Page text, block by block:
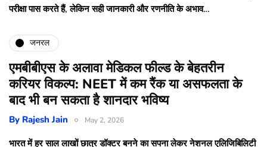
परीक्षा पास करते हैं, लेकिन सही जानकारी और रणनीति के अभाव…
जनरल
एमबीबीएस के अलावा मेडिकल फील्ड के बेहतरीन
करियर विकल्प: NEET में कम रैंक या असफलता के
बाद भी बन सकता है शानदार भविष्य
By Rajesh Jain May 2, 2026
भारत में हर साल लाखों छात्र डॉक्टर बनने का सपना लेकर नेशनल एलिजिबिलिटी